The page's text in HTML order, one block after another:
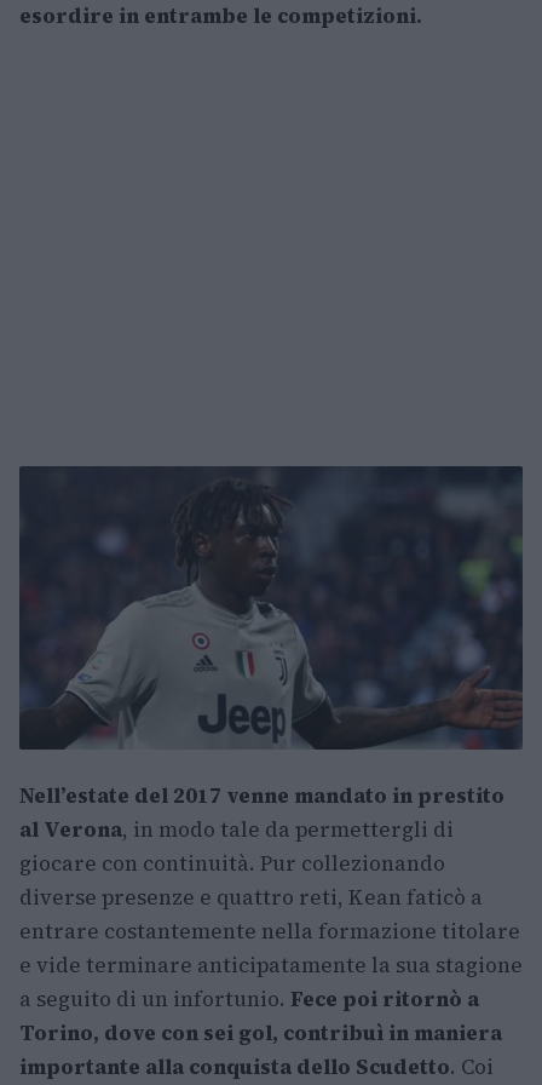
esordire in entrambe le competizioni.
Nell’estate del 2017 venne mandato in prestito
al Verona, in modo tale da permettergli di
giocare con continuità. Pur collezionando
diverse presenze e quattro reti, Kean faticò a
entrare costantemente nella formazione titolare
e vide terminare anticipatamente la sua stagione
a seguito di un infortunio. Fece poi ritornò a
Torino, dove con sei gol, contribuì in maniera
importante alla conquista dello Scudetto. Coi